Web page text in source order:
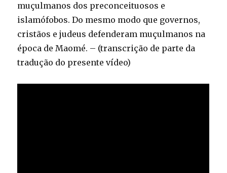
muçulmanos dos preconceituosos e
islamófobos. Do mesmo modo que governos,
cristãos e judeus defenderam muçulmanos na
época de Maomé. – (transcrição de parte da
tradução do presente vídeo)